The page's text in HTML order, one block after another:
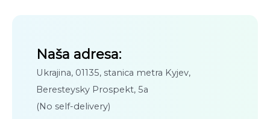
Naša adresa:
Ukrajina, 01135, stanica metra Kyjev,
Beresteysky Prospekt, 5a
(No self-delivery)